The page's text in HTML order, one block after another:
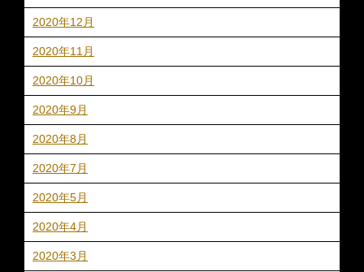
2020年12月
2020年11月
2020年10月
2020年9月
2020年8月
2020年7月
2020年5月
2020年4月
2020年3月